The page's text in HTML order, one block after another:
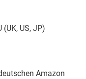
US, JP)
Amazon